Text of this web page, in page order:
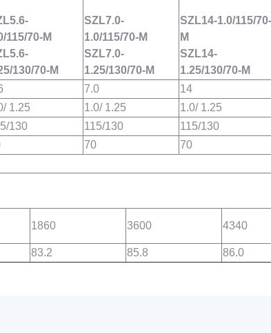
115/70-M
130/70-M
SZL7.0-
1.0/115/70-M
SZL7.0-
1.25/130/70-M
SZL14-1.0/115/70-
M
SZL14-
1.25/130/70-M
7.0 14
1.25 1.0/ 1.25 1.0/ 1.25
130 115/130 115/130
70 70
1860 3600 4340
83.2 85.8 86.0